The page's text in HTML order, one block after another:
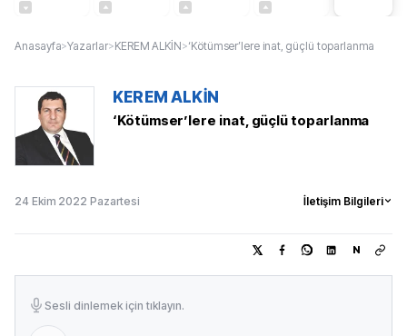
Anasayfa>Yazarlar>KEREM ALKİN>‘Kötümser’lere inat, güçlü toparlanma
KEREM ALKİN
‘Kötümser’lere inat, güçlü toparlanma
24 Ekim 2022 Pazartesi İletişim Bilgileri
N
Sesli dinlemek için tıklayın.